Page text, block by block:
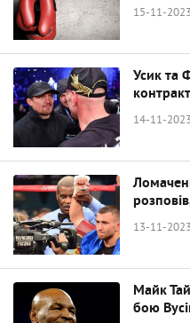
15-11-
Усик та
14-11-
13-11-
Майк
бою